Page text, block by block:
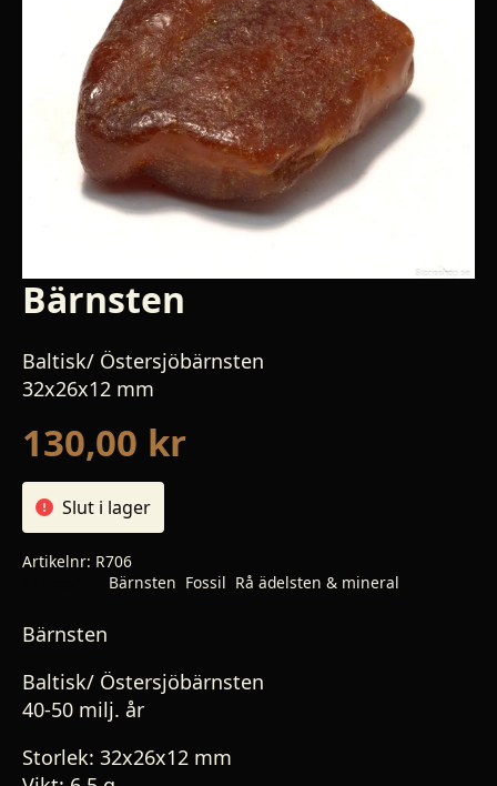
Bärnsten
Baltisk/ Östersjöbärnsten
32x26x12 mm
130,00 kr
Slut i lager
Artikelnr: R706
Bärnsten Fossil Rå ädelsten & mineral
Bärnsten
Baltisk/ Östersjöbärnsten
40-50 milj. år
Storlek: 32x26x12 mm